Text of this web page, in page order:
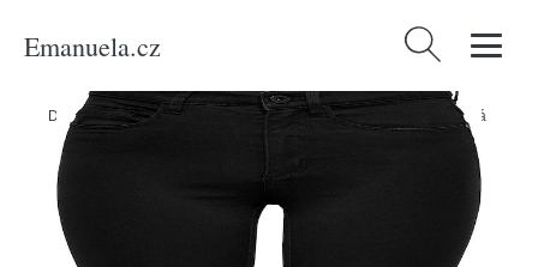
Emanuela.cz Vyhledávání
Domů Produkty/ Ženy Oblečení / Džíny / Džíny 'Royal' Only černá